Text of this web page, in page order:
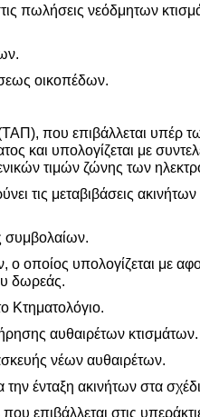
πωλήσεις νεόδμητων
οικοπέδων.
(ΤΑΠ), που επιβάλλεται
και υπολογίζεται με
τιμών ζώνης των
τις μεταβιβάσεις
συμβολαίων.
οποίος υπολογίζεται με
δωρεάς.
Κτηματολόγιο.
αυθαιρέτων κτισμάτων.
νέων αυθαιρέτων.
την ένταξη ακινήτων στα
επιβάλλεται στις